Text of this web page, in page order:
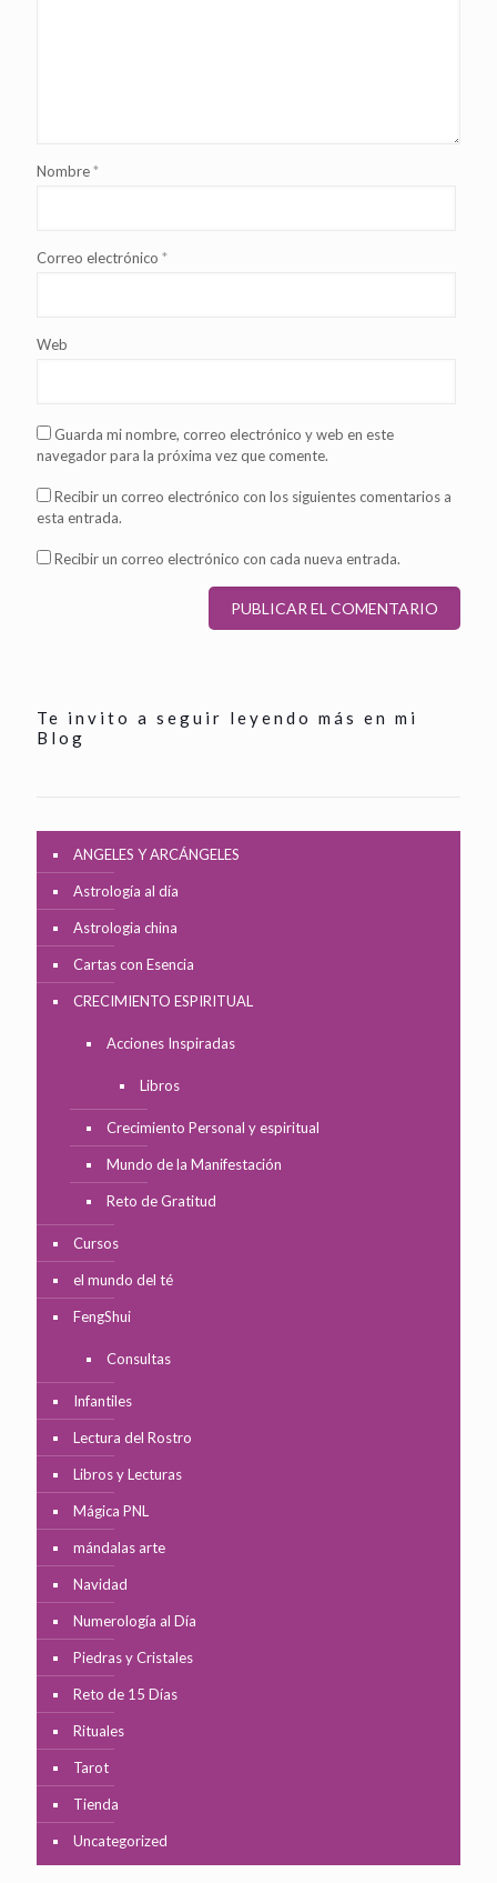
Nombre*
Correo electrónico *
Web
Guarda mi nombre, correo electrónico y web en este
navegador para la próxima vez que comente.
Recibir un correo electrónico con los siguientes comentarios a
esta entrada.
Recibir un correo electrónico con cada nueva entrada.
Te invito a seguir leyendo más en mi
Blog
ANGELES Y ARCÁNGELES
Astrología al día
Astrologia china
Cartas con Esencia
CRECIMIENTO ESPIRITUAL
Acciones Inspiradas
Libros
Crecimiento Personal y espiritual
Mundo de la Manifestación
Reto de Gratitud
Cursos
el mundo del té
FengShui
Consultas
Infantiles
Lectura del Rostro
Libros y Lecturas
Mágica PNL
mándalas arte
Navidad
Numerología al Día
Piedras y Cristales
Reto de 15 Días
Rituales
Tarot
Tienda
Uncategorized